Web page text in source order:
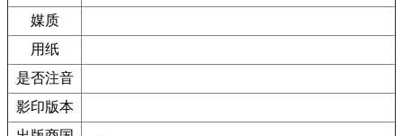
媒质
用纸
是否注音
影印版本